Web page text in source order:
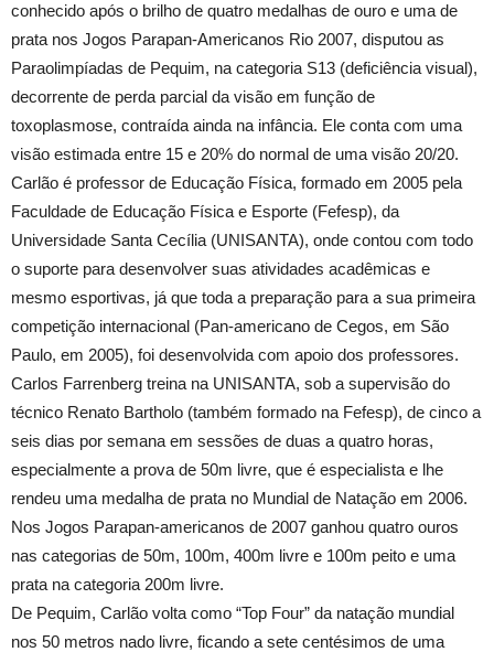
conhecido após o brilho de quatro medalhas de ouro e uma de
prata nos Jogos Parapan-Americanos Rio 2007, disputou as
Paraolimpíadas de Pequim, na categoria S13 (deficiência visual),
decorrente de perda parcial da visão em função de
toxoplasmose, contraída ainda na infância. Ele conta com uma
visão estimada entre 15 e 20% do normal de uma visão 20/20.
Carlão é professor de Educação Física, formado em 2005 pela
Faculdade de Educação Física e Esporte (Fefesp), da
Universidade Santa Cecília (UNISANTA), onde contou com todo
o suporte para desenvolver suas atividades acadêmicas e
mesmo esportivas, já que toda a preparação para a sua primeira
competição internacional (Pan-americano de Cegos, em São
Paulo, em 2005), foi desenvolvida com apoio dos professores.
Carlos Farrenberg treina na UNISANTA, sob a supervisão do
técnico Renato Bartholo (também formado na Fefesp), de cinco a
seis dias por semana em sessões de duas a quatro horas,
especialmente a prova de 50m livre, que é especialista e lhe
rendeu uma medalha de prata no Mundial de Natação em 2006.
Nos Jogos Parapan-americanos de 2007 ganhou quatro ouros
nas categorias de 50m, 100m, 400m livre e 100m peito e uma
prata na categoria 200m livre.
De Pequim, Carlão volta como “Top Four” da natação mundial
nos 50 metros nado livre, ficando a sete centésimos de uma